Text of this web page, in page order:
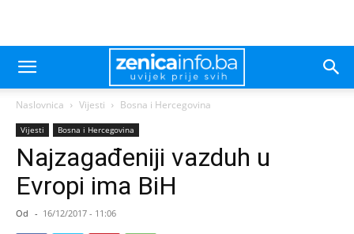
Naslovnica Vijesti Bosna i Hercegovina
Vijesti Bosna i Hercegovina
Najzagađeniji vazduh u
Evropi ima BiH
Od - 16/12/2017 - 11:06